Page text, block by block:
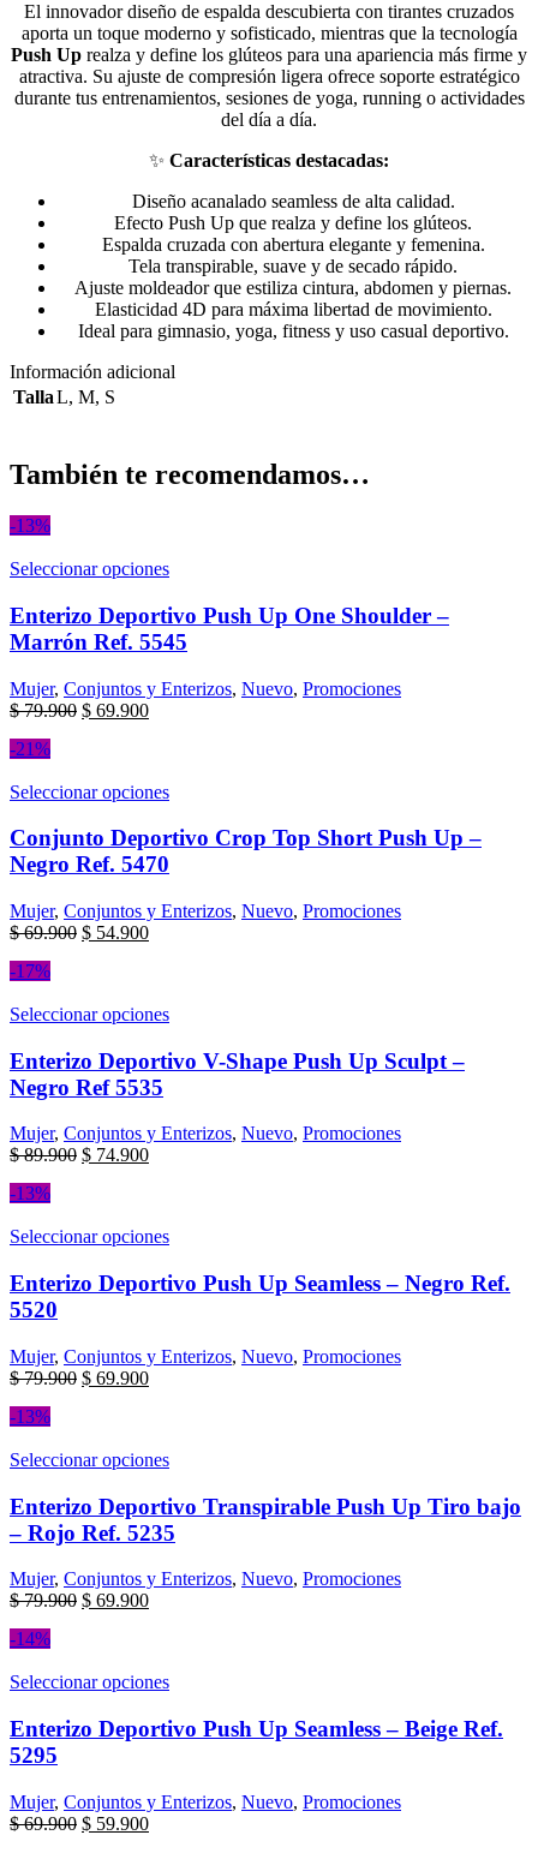
El innovador diseño de espalda descubierta con tirantes cruzados
aporta un toque moderno y sofisticado, mientras que la tecnología
Push Up realza y define los glúteos para una apariencia más firme y
atractiva. Su ajuste de compresión ligera ofrece soporte estratégico
durante tus entrenamientos, sesiones de yoga, running o actividades
del día a día.
✨ Características destacadas:
Diseño acanalado seamless de alta calidad.
Efecto Push Up que realza y define los glúteos.
Espalda cruzada con abertura elegante y femenina.
Tela transpirable, suave y de secado rápido.
Ajuste moldeador que estiliza cintura, abdomen y piernas.
Elasticidad 4D para máxima libertad de movimiento.
Ideal para gimnasio, yoga, fitness y uso casual deportivo.
Información adicional
TallaL, M, S
También te recomendamos…
-13%
Seleccionar opciones
Enterizo Deportivo Push Up One Shoulder –
Marrón Ref. 5545
Mujer, Conjuntos y Enterizos, Nuevo, Promociones
$79.900 $ 69.900
-21%
Seleccionar opciones
Conjunto Deportivo Crop Top Short Push Up –
Negro Ref. 5470
Mujer, Conjuntos y Enterizos, Nuevo, Promociones
$69.900 $ 54.900
-17%
Seleccionar opciones
Enterizo Deportivo V-Shape Push Up Sculpt –
Negro Ref 5535
Mujer, Conjuntos y Enterizos, Nuevo, Promociones
$89.900 $ 74.900
-13%
Seleccionar opciones
Enterizo Deportivo Push Up Seamless – Negro Ref.
5520
Mujer, Conjuntos y Enterizos, Nuevo, Promociones
$79.900 $ 69.900
-13%
Seleccionar opciones
Enterizo Deportivo Transpirable Push Up Tiro bajo
– Rojo Ref. 5235
Mujer, Conjuntos y Enterizos, Nuevo, Promociones
$79.900 $ 69.900
-14%
Seleccionar opciones
Enterizo Deportivo Push Up Seamless – Beige Ref.
5295
Mujer, Conjuntos y Enterizos, Nuevo, Promociones
$69.900 $ 59.900